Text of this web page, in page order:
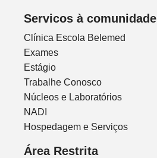
Servicos à comunidade
Clínica Escola Belemed
Exames
Estágio
Trabalhe Conosco
Núcleos e Laboratórios
NADI
Hospedagem e Serviços
Área Restrita